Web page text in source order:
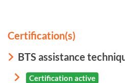
Certification(s)
BTS assistance
Certification active